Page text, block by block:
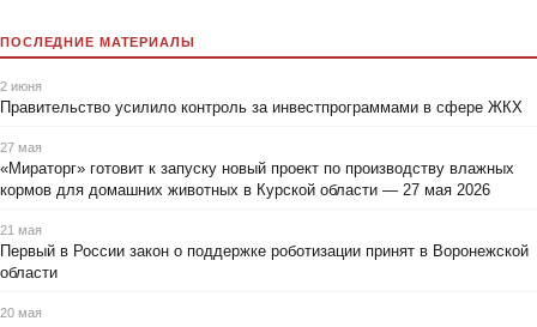
ПОСЛЕДНИЕ МАТЕРИАЛЫ
2 июня
Правительство усилило контроль за инвестпрограммами в сфере ЖКХ
27 мая
«Мираторг» готовит к запуску новый проект по производству влажных
кормов для домашних животных в Курской области — 27 мая 2026
21 мая
Первый в России закон о поддержке роботизации принят в Воронежской
области
20 мая